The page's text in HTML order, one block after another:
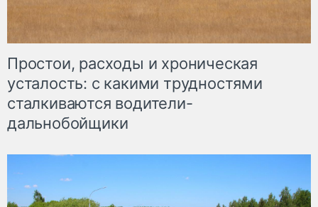
Простои, расходы и хроническая
усталость: с какими трудностями
сталкиваются водители-
дальнобойщики